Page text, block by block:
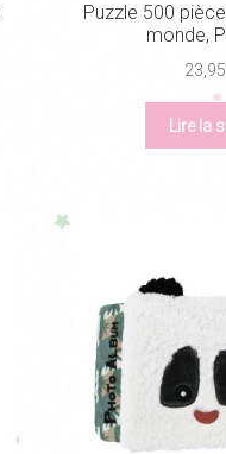
Puzzle 500
monde,
23,95
Lire la